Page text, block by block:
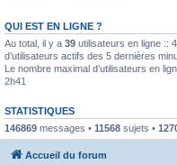
QUI EST EN LIGNE ?
Au total, il y a 39 utilisateurs en ligne ::
d’utilisateurs actifs des 5 dernières
Le nombre maximal d’utilisateurs en
2h41
STATISTIQUES
146869 messages • 11568 sujets •
Accueil du forum